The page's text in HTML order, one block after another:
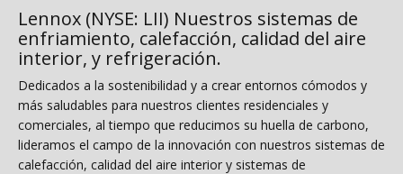
Lennox (NYSE: LII) Nuestros sistemas de
enfriamiento, calefacción, calidad del aire
interior, y refrigeración.
Dedicados a la sostenibilidad y a crear entornos cómodos y
más saludables para nuestros clientes residenciales y
comerciales, al tiempo que reducimos su huella de carbono,
lideramos el campo de la innovación con nuestros sistemas de
calefacción, calidad del aire interior y sistemas de